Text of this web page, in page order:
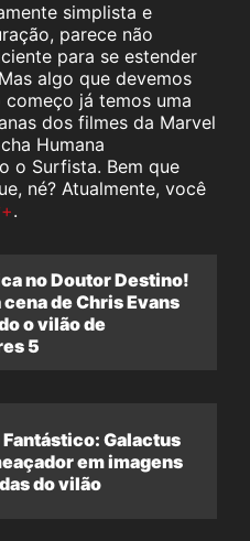
simplista e
parece não
para se estender
algo que devemos
já temos uma
dos filmes da Marvel
Humana
o Surfista. Bem que
né? Atualmente, você
.
no Doutor Destino!
de Chris Evans
o vilão de
5
Galactus
em imagens
do vilão